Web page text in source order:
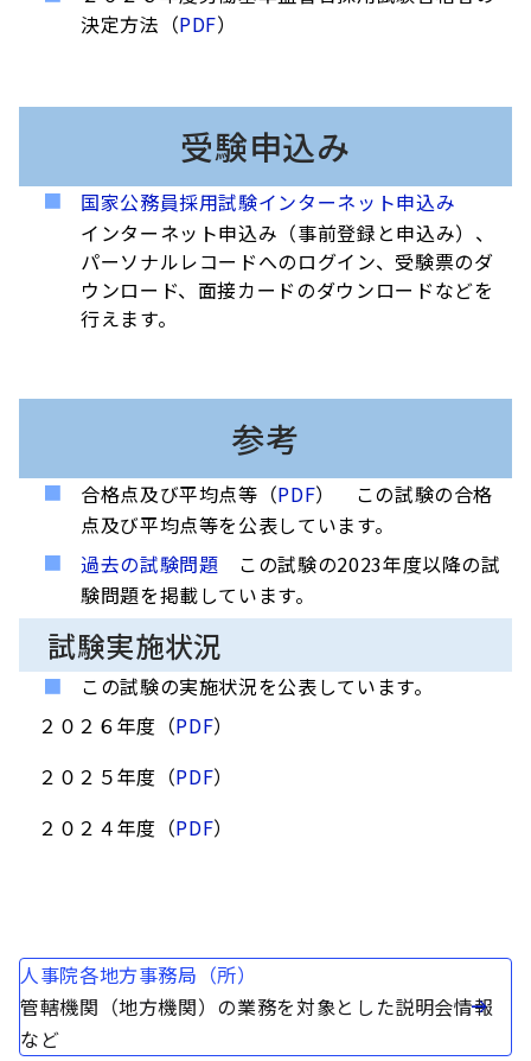
決定方法（PDF）
受験申込み
国家公務員採用試験インターネット申込み
インターネット申込み（事前登録と申込み）、
パーソナルレコードへのログイン、受験票のダ
ウンロード、面接カードのダウンロードなどを
行えます。
参考
合格点及び平均点等（PDF） この試験の合格
点及び平均点等を公表しています。
過去の試験問題 この試験の2023年度以降の試
験問題を掲載しています。
試験実施状況
この試験の実施状況を公表しています。
２０２６年度（PDF）
２０２５年度（PDF）
２０２４年度（PDF）
人事院各地方事務局（所）
管轄機関（地方機関）の業務を対象とした説明会情報
など